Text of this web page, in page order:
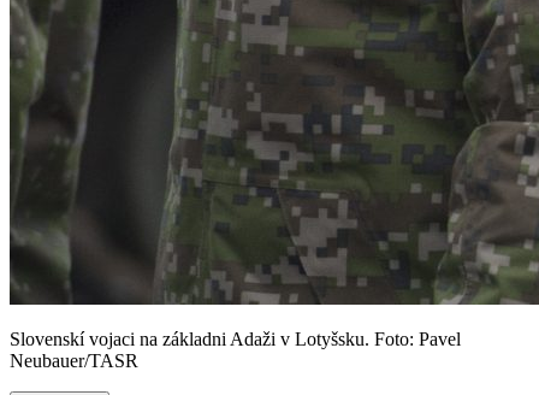
Slovenskí vojaci na základni Adaži v Lotyšsku. Foto: Pavel
Neubauer/TASR